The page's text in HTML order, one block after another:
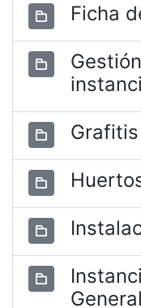
Ficha
Grafitis
General